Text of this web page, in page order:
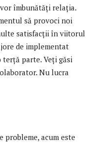
îmbunătăți relația.
să provoci noi
satisfacții în viitorul
de implementat
parte. Veți găsi
Nu lucra
acum este